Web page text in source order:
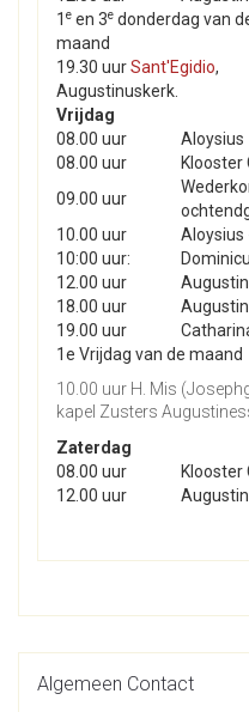
1 e en 3e donderdag van
maand
19.30 uurSant'Egidio,
Augustinuskerk.
Vrijdag
08.00 uur
Aloysius
08.00 uur
Klooster
09.00 uur
10.00 uur
Aloysius
10:00 uur:
12.00 uur
18.00 uur
19.00 uur
1e Vrijdag van de maand
10.00 uur H. Mis
kapel Zusters
Zaterdag
08.00 uur
Klooster
12.00 uur
Algemeen Contact